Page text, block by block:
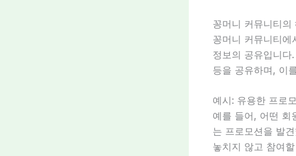
꽁머니 커뮤니티의
꽁머니 커뮤니티
정보의 공유입니
등을 공유하며, 이
예시: 유용한 프로
예를 들어, 어떤 회
는 프로모션을 발
놓치지 않고 참여